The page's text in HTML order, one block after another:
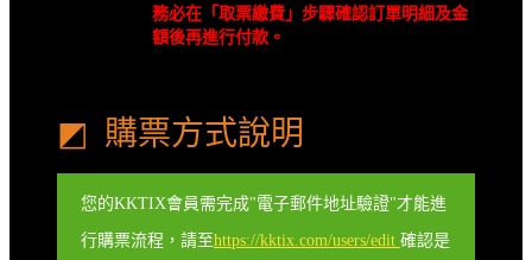
務必在「取票繳費」步驟確認訂單明細及金
額後再進行付款。
◩ 購票方式說明
您的KKTIX會員需完成"電子郵件地址驗證"才能進
行購票流程，請至https://kktix.com/users/edit 確認是